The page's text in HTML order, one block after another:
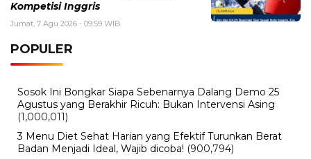
Kompetisi Inggris
Jumat, 7 Agu 2026 - 09:59 WIB
POPULER
Sosok Ini Bongkar Siapa Sebenarnya Dalang Demo 25
Agustus yang Berakhir Ricuh: Bukan Intervensi Asing
(1,000,011)
3 Menu Diet Sehat Harian yang Efektif Turunkan Berat
Badan Menjadi Ideal, Wajib dicoba! (900,794)